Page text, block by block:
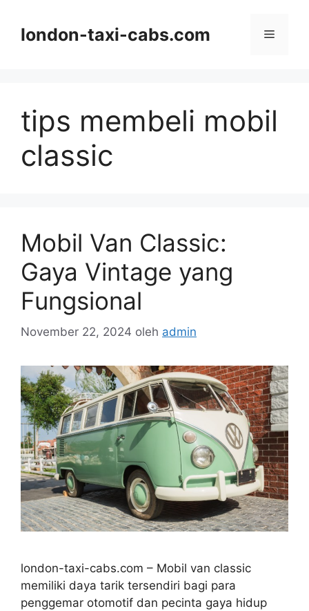
london-taxi-cabs.com Menu
tips membeli mobil
classic
Mobil Van Classic:
Gaya Vintage yang
Fungsional
November 22, 2024 oleh admin
london-taxi-cabs.com – Mobil van classic
memiliki daya tarik tersendiri bagi para
penggemar otomotif dan pecinta gaya hidup